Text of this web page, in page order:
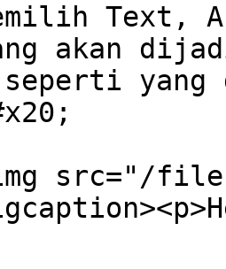
Text,
akan
yang
src="/files/